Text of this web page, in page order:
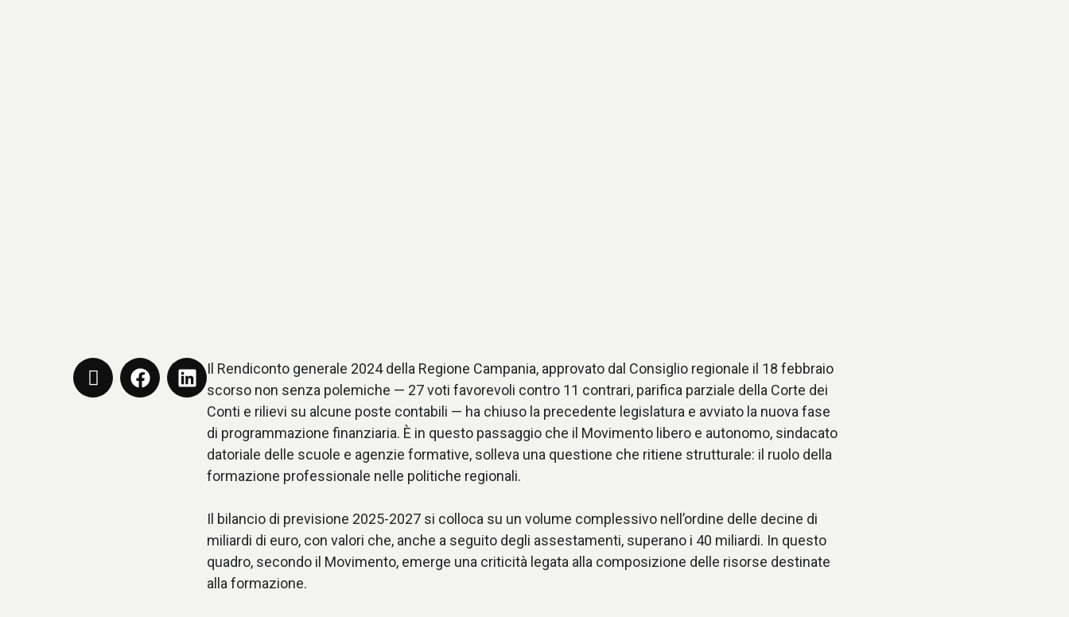
Il Rendiconto generale 2024 della Regione Campania, approvato dal Consiglio regionale il 18 febbraio
scorso non senza polemiche — 27 voti favorevoli contro 11 contrari, parifica parziale della Corte dei
Conti e rilievi su alcune poste contabili — ha chiuso la precedente legislatura e avviato la nuova fase
di programmazione finanziaria. È in questo passaggio che il Movimento libero e autonomo, sindacato
datoriale delle scuole e agenzie formative, solleva una questione che ritiene strutturale: il ruolo della
formazione professionale nelle politiche regionali.
Il bilancio di previsione 2025-2027 si colloca su un volume complessivo nell’ordine delle decine di
miliardi di euro, con valori che, anche a seguito degli assestamenti, superano i 40 miliardi. In questo
quadro, secondo il Movimento, emerge una criticità legata alla composizione delle risorse destinate
alla formazione.